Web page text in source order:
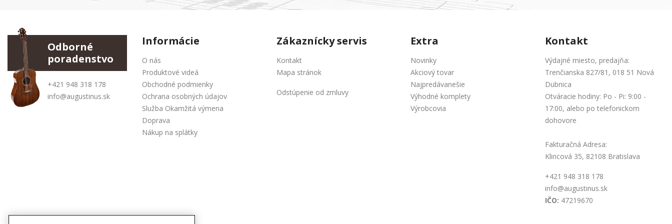
Odborné
poradenstvo
+421 948 318 178
info@augustinus.sk
Informácie
O nás
Produktové videá
Obchodné podmienky
Ochrana osobných údajov
Služba Okamžitá výmena
Doprava
Nákup na splátky
Zákaznícky servis
Kontakt
Mapa stránok
Odstúpenie od zmluvy
Extra
Novinky
Akciový tovar
Najpredávanešie
Výhodné komplety
Výrobcovia
Kontakt
Výdajné miesto, predajňa:
Trenčianska 827/81, 018 51 Nová
Dubnica
Otváracie hodiny: Po - Pi: 9:00 -
17:00, alebo po telefonickom
dohovore
Fakturačná Adresa:
Klincová 35, 82108 Bratislava
+421 948 318 178
info@augustinus.sk
IČO: 47219670